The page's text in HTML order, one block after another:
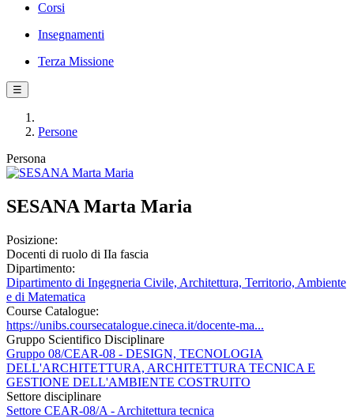
Corsi
Insegnamenti
Terza Missione
☰
Persone
Persona
SESANA Marta Maria
Posizione:
Docenti di ruolo di IIa fascia
Dipartimento:
Dipartimento di Ingegneria Civile, Architettura, Territorio, Ambiente
e di Matematica
Course Catalogue:
https://unibs.coursecatalogue.cineca.it/docente-ma...
Gruppo Scientifico Disciplinare
Gruppo 08/CEAR-08 - DESIGN, TECNOLOGIA
DELL'ARCHITETTURA, ARCHITETTURA TECNICA E
GESTIONE DELL'AMBIENTE COSTRUITO
Settore disciplinare
Settore CEAR-08/A - Architettura tecnica